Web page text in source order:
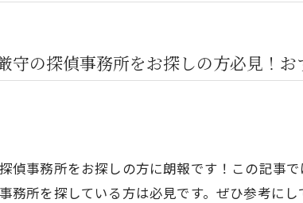
守の探偵事務所をお探しの方必見！
偵事務所をお探しの方に朗報です！この記事
務所を探している方は必見です。ぜひ参考にし